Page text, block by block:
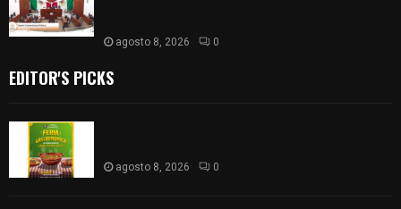
agosto 8, 2026 0
EDITOR'S PICKS
agosto 8, 2026 0